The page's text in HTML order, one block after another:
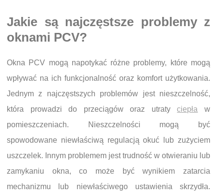
Jakie są najczęstsze problemy z
oknami PCV?
Okna PCV mogą napotykać różne problemy, które mogą
wpływać na ich funkcjonalność oraz komfort użytkowania.
Jednym z najczęstszych problemów jest nieszczelność,
która prowadzi do przeciągów oraz utratyciepła w
pomieszczeniach. Nieszczelności mogą być
spowodowane niewłaściwą regulacją okuć lub zużyciem
uszczelek. Innym problemem jest trudność w otwieraniu lub
zamykaniu okna, co może być wynikiem zatarcia
mechanizmu lub niewłaściwego ustawienia skrzydła.